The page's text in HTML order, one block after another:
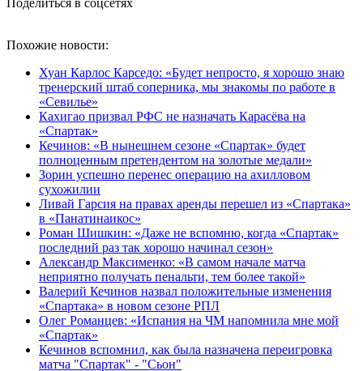
Похожие новости:
Хуан Карлос Карседо: «Будет непросто, я хорошо знаю
тренерский штаб соперника, мы знакомы по работе в
«Севилье»
Кахигао призвал РФС не назначать Карасёва на
«Спартак»
Кечинов: «В нынешнем сезоне «Спартак» будет
полноценным претендентом на золотые медали»
Зорин успешно перенес операцию на ахилловом
сухожилии
Ливай Гарсия на правах аренды перешел из «Спартака»
в «Панатинаикос»
Роман Шишкин: «Даже не вспомню, когда «Спартак»
последний раз так хорошо начинал сезон»
Александр Максименко: «В самом начале матча
неприятно получать пенальти, тем более такой»
Валерий Кечинов назвал положительные изменения
«Спартака» в новом сезоне РПЛ
Олег Романцев: «Испания на ЧМ напомнила мне мой
«Спартак»
Кечинов вспомнил, как была назначена переигровка
матча "Спартак" - "Сьон"